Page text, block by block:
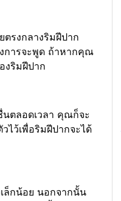
รงกลางริมฝีปาก
การจะพูด ถ้าหากคุณ
งริมฝีปาก
ตลอดเวลา คุณก็จะ
ว้เพื่อริมฝีปากจะได้
ล็กน้อย นอกจากนั้น